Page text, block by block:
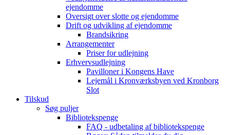
ejendomme
Oversigt over slotte og ejendomme
Drift og udvikling af ejendomme
Brandsikring
Arrangementer
Priser for udlejning
Erhvervsudlejning
Pavilloner i Kongens Have
Lejemål i Kronværksbyen ved Kronborg
Slot
Tilskud
Søg puljer
Bibliotekspenge
FAQ - udbetaling af bibliotekspenge